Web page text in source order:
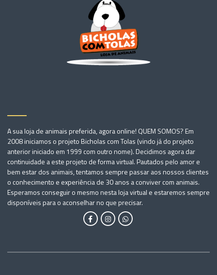
A sua loja de animais preferida, agora online! QUEM SOMOS? Em
2008 iniciamos o projeto Bicholas com Tolas (vindo já do projeto
anterior iniciado em 1999 com outro nome). Decidimos agora dar
continuidade a este projeto de forma virtual. Pautados pelo amor e
bem estar dos animais, tentamos sempre passar aos nossos clientes
o conhecimento e experiência de 30 anos a conviver com animais.
Esperamos conseguir o mesmo nesta loja virtual e estaremos sempre
disponíveis para o aconselhar no que precisar.